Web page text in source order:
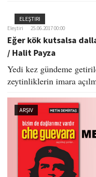
ELEŞTIRI
Eleştiri 25.06.2017 00:00
Eğer kök kutsalsa
/ Halit Payza
Yedi kez gündeme
zeytinliklerin imara
ARŞIV